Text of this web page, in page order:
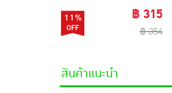
(แพ็ก6)
11% ฿ 315
฿ 354
สินค้าแนะนำ